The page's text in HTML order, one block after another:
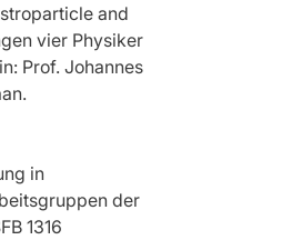
and
vier Physiker
Prof. Johannes
in
der
1316